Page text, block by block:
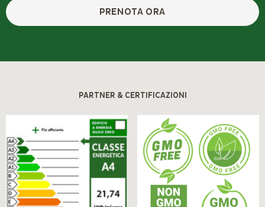
PRENOTA ORA
PARTNER & CERTIFICAZIONI